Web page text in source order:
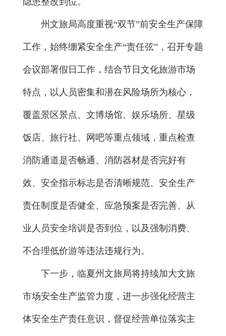
州文旅局高度重视“双节”前安全生产保障
工作，始终绷紧安全生产“责任弦”，召开专题
会议部署假日工作，结合节日文化旅游市场
特点，以人员密集和潜在风险场所为核心，
覆盖景区景点、文博场馆、娱乐场所、星级
饭店、旅行社、网吧等重点领域，重点检查
消防通道是否畅通、消防器材是否完好有
效、安全指示标志是否清晰规范、安全生产
责任制度是否健全、应急预案是否完善、从
业人员安全培训是否到位，以及强制消费、
不合理低价游等违法违规行为。
下一步，临夏州文旅局将持续加大文旅
市场安全生产监管力度，进一步强化经营主
体安全生产责任意识，督促经营单位落实主